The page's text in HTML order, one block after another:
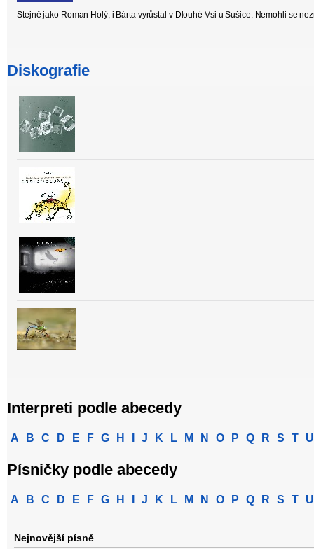
Stejně jako Roman Holý, i Bárta vyrůstal v Dlouhé Vsi u Sušice. Nemohli se
Diskografie
Interpreti podle abecedy
A B C D E F G H J K L M N O P Q R S T U
Písničky podle abecedy
A B C D E F G H J K L M N O P Q R S T U
Nejnovější písně